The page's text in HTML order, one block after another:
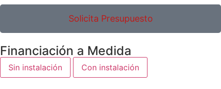
Solicita Presupuesto
Financiación a Medida
Sin instalación Con instalación